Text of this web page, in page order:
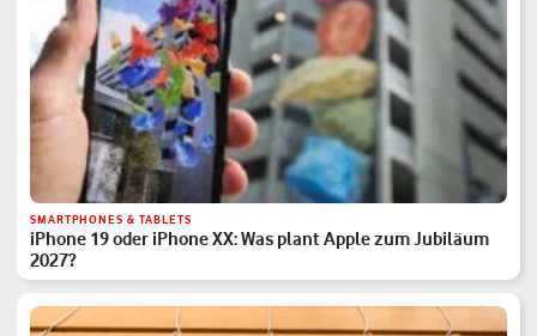
SMARTPHONES & TABLETS
iPhone 19 oder iPhone XX: Was plant Apple zum Jubiläum
2027?